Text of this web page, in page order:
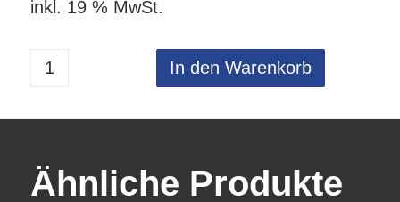
inkl. 19 % MwSt.
In den Warenkorb
Ähnliche Produkte